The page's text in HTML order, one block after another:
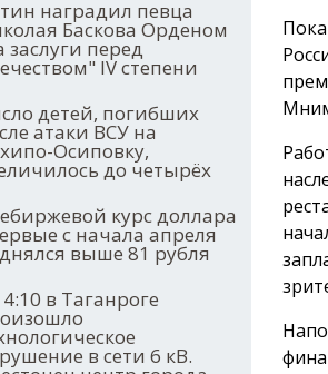
наградил певца
Баскова Орденом
заслуги перед
IV степени
детей, погибших
атаки ВСУ на
Осиповку,
до четырёх
курс доллара
с начала апреля
выше 81 рубля
в Таганроге
в сети 6 кВ.